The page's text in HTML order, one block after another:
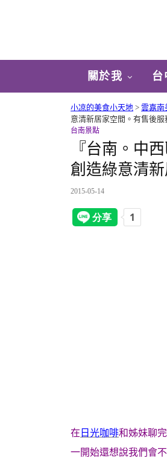
關於我 台
小凉的美食小天地 > 雲嘉
意清新居家空間。有售後服
台南景點
『台南。中
創造綠意清
2015-05-14
在 日光咖啡和姊妹聊
一開始還想說我們會